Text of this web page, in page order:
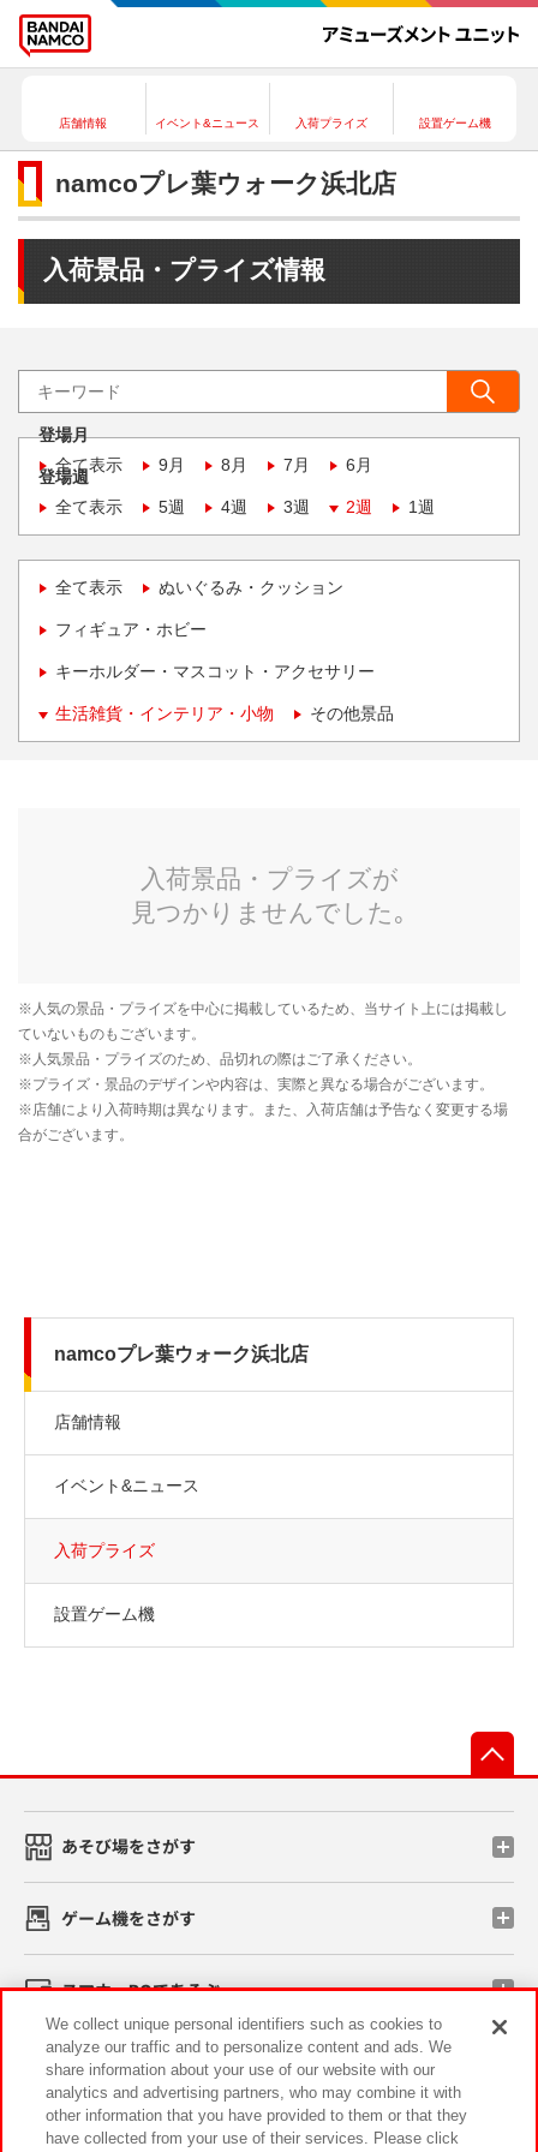
店舗情報 イベント&ニュース 入荷プライズ 設置ゲーム機
namcoプレ葉ウォーク浜北店
入荷景品・プライズ情報
登場月
全て表示
9月 8月 7月 6月
登場週
全て表示
5週 4週 3週 2週 1週
全て表示 ぬいぐるみ・クッション
フィギュア・ホビー
キーホルダー・マスコット・アクセサリー
生活雑貨・インテリア・小物 その他景品
namcoプレ葉ウォーク浜北店
店舗情報
イベント&ニュース
入荷プライズ
設置ゲーム機
あそび場をさがす
ゲーム機をさがす
スマホ・PCであそぶ
イベント・キャンペーン
We collect unique personal identifiers such as cookies to
analyze our traffic and to personalize content and ads. We
share information about your use of our website with our
analytics and advertising partners, who may combine it with
other information that you have provided to them or that they
have collected from your use of their services. Please click